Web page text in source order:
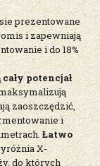
prezentowane
i zapewniają
i do 18%
potencjał
zaoszczędzić,
i
Łatwo
X-
do których